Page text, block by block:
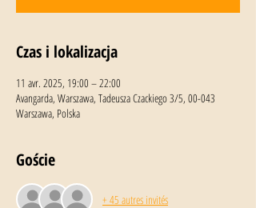
Czas i lokalizacja
11 avr. 2025, 19:00 – 22:00
Avangarda, Warszawa, Tadeusza Czackiego 3/5, 00-043
Warszawa, Polska
Goście
+ 45 autres invités